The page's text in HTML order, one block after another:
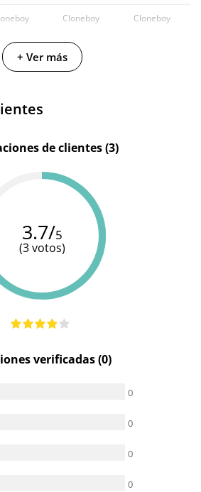
Cloneboy Cloneboy
-
+ Ver más
de clientes (3)
3.7/5
(3 votos)
verificadas (0)
0
0
0
0